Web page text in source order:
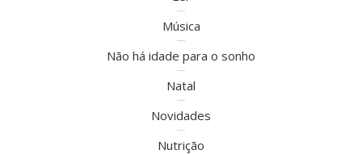
Música
Não há idade para o sonho
Natal
Novidades
Nutrição